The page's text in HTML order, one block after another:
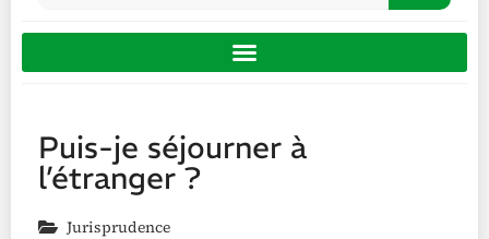
Puis-je séjourner à
l’étranger ?
Jurisprudence